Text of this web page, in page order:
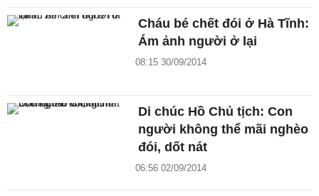
Cháu bé chết đói ở Hà Tĩnh:
Ám ảnh người ở lại
08:15 30/09/2014
Di chúc Hồ Chủ tịch: Con
người không thể mãi nghèo
đói, dốt nát
06:56 02/09/2014